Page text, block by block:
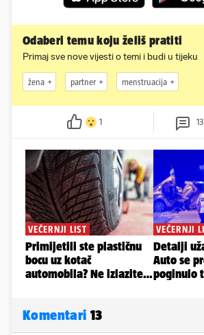
Odaberi temu koju želiš pratiti
Primaj sve nove vijesti o temi i budi u tijeku
žena partner menstruacija
1 13
Komentari 13